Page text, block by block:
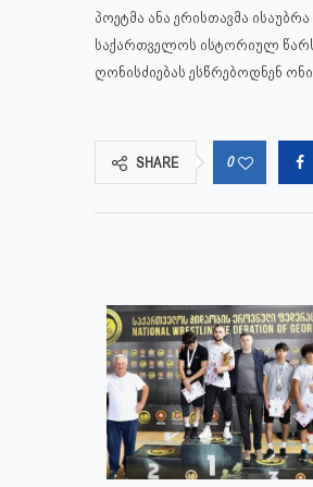
პოეტმა ანა ერისთავმა
საქართველოს ისტორიულ
ღონისძიებას ესწრებოდნენ
SHARE 0